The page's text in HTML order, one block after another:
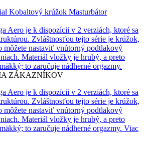
Aero je k dispozícii v 2 verziách, ktoré sa
Zvláštnosťou tejto série je krúžok,
môžete nastaviť vnútorný podtlakový
Materiál vložky je hrubý, a preto
to zaručuje nádherné orgazmy.
ZÁKAZNÍKOV
Aero je k dispozícii v 2 verziách, ktoré sa
Zvláštnosťou tejto série je krúžok,
môžete nastaviť vnútorný podtlakový
Materiál vložky je hrubý, a preto
to zaručuje nádherné orgazmy. Viac